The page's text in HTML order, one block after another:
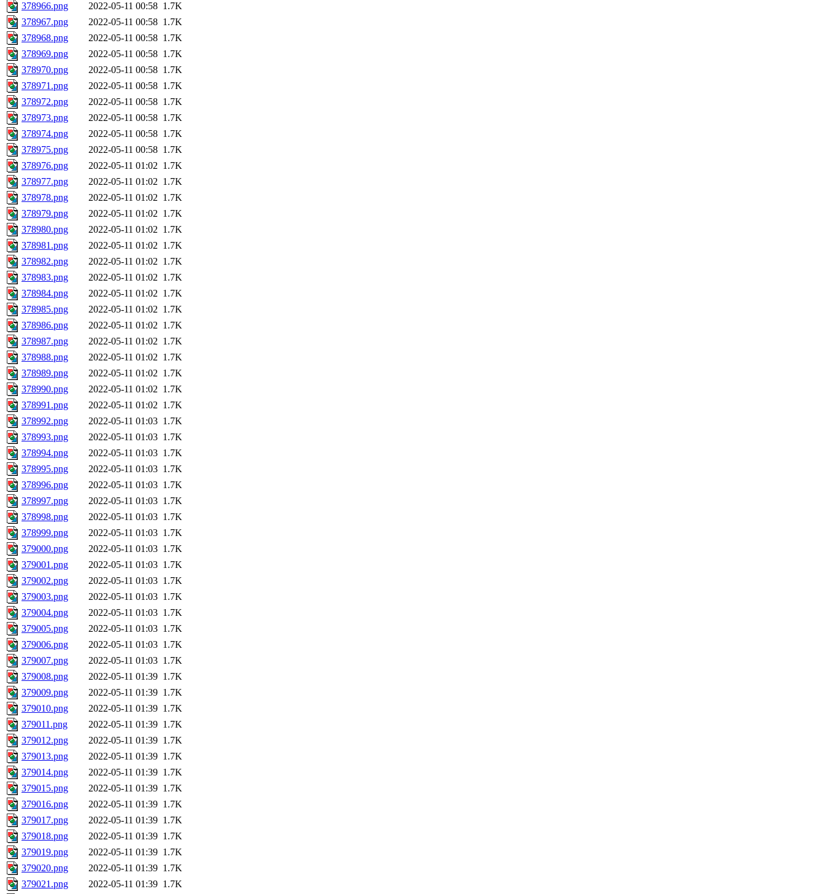
378966.png
2022-05-11 00:58 1.7K
378967.png
2022-05-11 00:58 1.7K
378968.png
2022-05-11 00:58 1.7K
378969.png
2022-05-11 00:58 1.7K
378970.png
2022-05-11 00:58 1.7K
378971.png
2022-05-11 00:58 1.7K
378972.png
2022-05-11 00:58 1.7K
378973.png
2022-05-11 00:58 1.7K
378974.png
2022-05-11 00:58 1.7K
378975.png
2022-05-11 00:58 1.7K
378976.png
2022-05-11 01:02 1.7K
378977.png
2022-05-11 01:02 1.7K
378978.png
2022-05-11 01:02 1.7K
378979.png
2022-05-11 01:02 1.7K
378980.png
2022-05-11 01:02 1.7K
378981.png
2022-05-11 01:02 1.7K
378982.png
2022-05-11 01:02 1.7K
378983.png
2022-05-11 01:02 1.7K
378984.png
2022-05-11 01:02 1.7K
378985.png
2022-05-11 01:02 1.7K
378986.png
2022-05-11 01:02 1.7K
378987.png
2022-05-11 01:02 1.7K
378988.png
2022-05-11 01:02 1.7K
378989.png
2022-05-11 01:02 1.7K
378990.png
2022-05-11 01:02 1.7K
378991.png
2022-05-11 01:02 1.7K
378992.png
2022-05-11 01:03 1.7K
378993.png
2022-05-11 01:03 1.7K
378994.png
2022-05-11 01:03 1.7K
378995.png
2022-05-11 01:03 1.7K
378996.png
2022-05-11 01:03 1.7K
378997.png
2022-05-11 01:03 1.7K
378998.png
2022-05-11 01:03 1.7K
378999.png
2022-05-11 01:03 1.7K
379000.png
2022-05-11 01:03 1.7K
379001.png
2022-05-11 01:03 1.7K
379002.png
2022-05-11 01:03 1.7K
379003.png
2022-05-11 01:03 1.7K
379004.png
2022-05-11 01:03 1.7K
379005.png
2022-05-11 01:03 1.7K
379006.png
2022-05-11 01:03 1.7K
379007.png
2022-05-11 01:03 1.7K
379008.png
2022-05-11 01:39 1.7K
379009.png
2022-05-11 01:39 1.7K
379010.png
2022-05-11 01:39 1.7K
379011.png
2022-05-11 01:39 1.7K
379012.png
2022-05-11 01:39 1.7K
379013.png
2022-05-11 01:39 1.7K
379014.png
2022-05-11 01:39 1.7K
379015.png
2022-05-11 01:39 1.7K
379016.png
2022-05-11 01:39 1.7K
379017.png
2022-05-11 01:39 1.7K
379018.png
2022-05-11 01:39 1.7K
379019.png
2022-05-11 01:39 1.7K
379020.png
2022-05-11 01:39 1.7K
379021.png
2022-05-11 01:39 1.7K